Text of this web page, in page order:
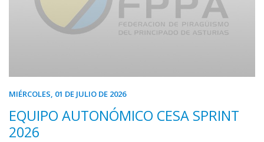
MIÉRCOLES, 01 DE JULIO DE 2026
EQUIPO AUTONÓMICO CESA SPRINT
2026